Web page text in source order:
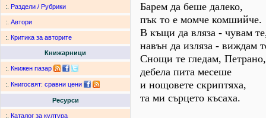
:. Раздели / Рубрики
:. Автори
:. Критика за авторите
Книжарници
:. Книжен пазар
:. Книгосвят: сравни цени
Ресурси
:. Каталог за култура
Барем да беше далеко,
пък то е момче комшийче.
В къщи да вляза - чувам
навън да изляза - виждам
Снощи те гледам, Петрано,
дебела пита месеше
и нощовете скриптяха,
та ми сърцето късаха.